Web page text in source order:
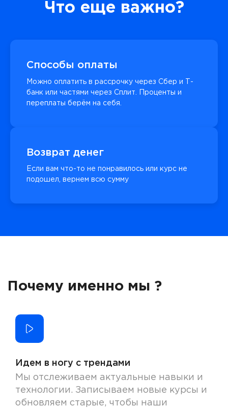
Что еще важно?
Способы оплаты
Можно оплатить в рассрочку через Сбер и Т-
банк или частями через Сплит. Проценты и
переплаты берём на себя.
Возврат денег
Если вам что-то не понравилось или курс не
подошел, вернем всю сумму
Почему именно мы ?
Идем в ногу с трендами
Мы отслеживаем актуальные навыки и
технологии. Записываем новые курсы и
обновляем старые, чтобы наши